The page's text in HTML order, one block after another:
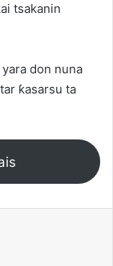
tsakanin
don nuna
ƙasarsu ta